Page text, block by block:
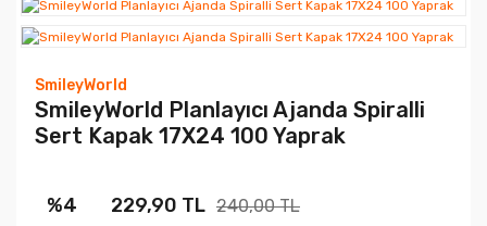
SmileyWorld
SmileyWorld Planlayıcı Ajanda Spiralli
Sert Kapak 17X24 100 Yaprak
%4 229,90 TL 240,00 TL